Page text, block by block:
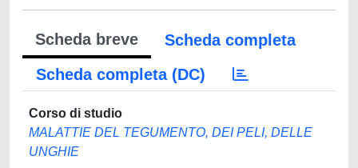
Scheda breve
Scheda completa
Scheda completa (DC)
Corso di studio
MALATTIE DEL TEGUMENTO, DEI PELI, DELLE
UNGHIE